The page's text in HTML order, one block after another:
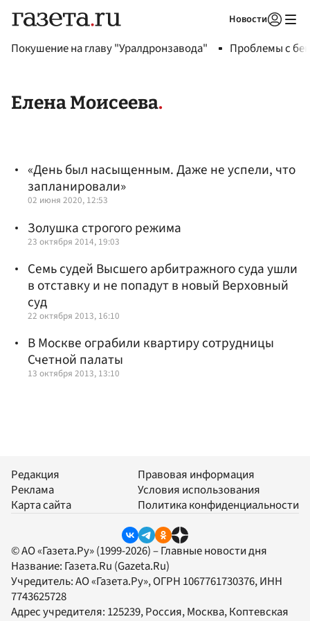
Новости
Покушение на главу "Уралдронзавода" Проблемы с
Елена Моисеева
«День был насыщенным. Даже не успели, что
запланировали»
02 июня 2020, 12:53
Золушка строгого режима
23 октября 2014, 19:03
Семь судей Высшего арбитражного суда ушли
в отставку и не попадут в новый Верховный
суд
22 октября 2013, 16:10
В Москве ограбили квартиру сотрудницы
Счетной палаты
13 октября 2013, 13:10
Редакция
Реклама
Карта сайта
Правовая информация
Условия использования
Политика конфиденциальности
© АО «Газета.Ру» (1999-2026) – Главные новости дня
Название: Газета.Ru (Gazeta.Ru)
Учредитель:АО «Газета.Ру», ОГРН 1067761730376, ИНН
7743625728
Адрес учредителя: 125239, Россия, Москва, Коптевская